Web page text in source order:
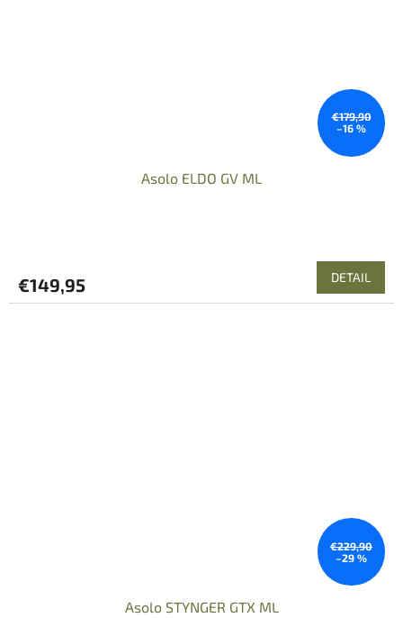
€179,90
–16 %
Asolo ELDO GV ML
€149,95 DETAIL
€229,90
–29 %
Asolo STYNGER GTX ML